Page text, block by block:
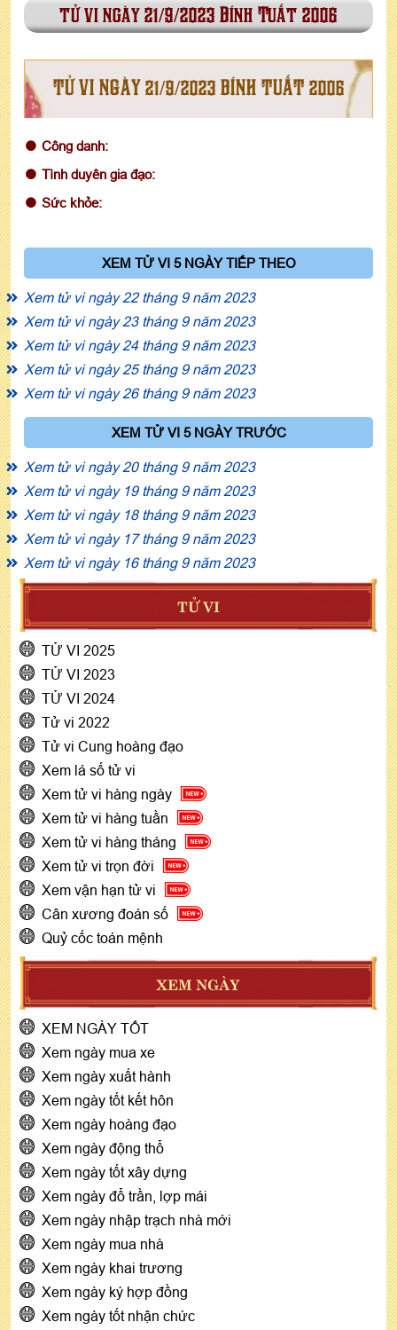
tử vi ngày 21/9/2023 Bính Tuất 2006
TỬ VI NGÀY 21/9/2023 BÍNH TUẤT 2006
Công danh:
Tình duyên gia đạo:
Sức khỏe:
XEM TỬ VI 5 NGÀY TIẾP THEO
Xem tử vi ngày 22 tháng 9 năm 2023
Xem tử vi ngày 23 tháng 9 năm 2023
Xem tử vi ngày 24 tháng 9 năm 2023
Xem tử vi ngày 25 tháng 9 năm 2023
Xem tử vi ngày 26 tháng 9 năm 2023
XEM TỬ VI 5 NGÀY TRƯỚC
Xem tử vi ngày 20 tháng 9 năm 2023
Xem tử vi ngày 19 tháng 9 năm 2023
Xem tử vi ngày 18 tháng 9 năm 2023
Xem tử vi ngày 17 tháng 9 năm 2023
Xem tử vi ngày 16 tháng 9 năm 2023
TỬ VI
TỬ VI 2025
TỬ VI 2023
TỬ VI 2024
Tử vi 2022
Tử vi Cung hoàng đạo
Xem lá số tử vi
Xem tử vi hàng ngày
Xem tử vi hàng tuần
Xem tử vi hàng tháng
Xem tử vi trọn đời
Xem vận hạn tử vi
Cân xương đoán số
Quỷ cốc toán mệnh
XEM NGÀY
XEM NGÀY TỐT
Xem ngày mua xe
Xem ngày xuất hành
Xem ngày tốt kết hôn
Xem ngày hoàng đạo
Xem ngày động thổ
Xem ngày tốt xây dựng
Xem ngày đổ trần, lợp mái
Xem ngày nhập trạch nhà mới
Xem ngày mua nhà
Xem ngày khai trương
Xem ngày ký hợp đồng
Xem ngày tốt nhận chức